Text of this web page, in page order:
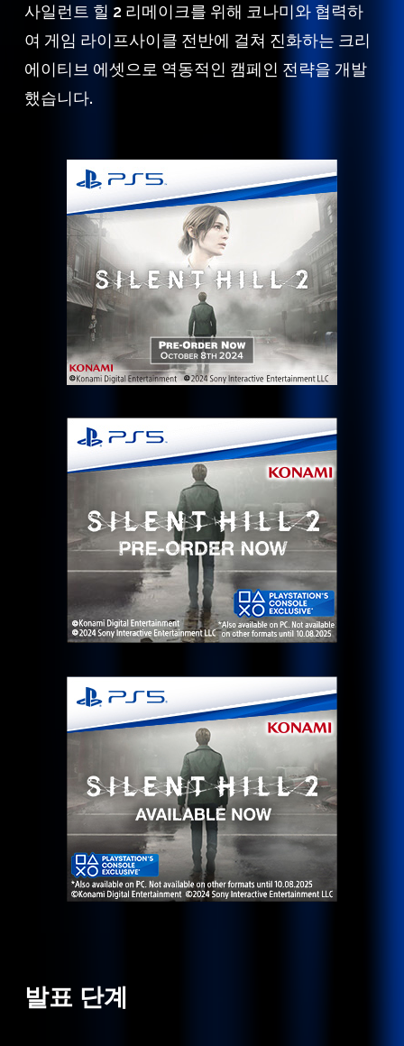
사일런트 힐 2 리메이크를 위해 코나미와 협력하
여 게임 라이프사이클 전반에 걸쳐 진화하는 크리
에이티브 에셋으로 역동적인 캠페인 전략을 개발
했습니다.
발표 단계